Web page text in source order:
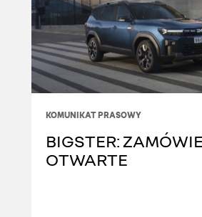
KOMUNIKAT PRASOWY
BIGSTER:
OTWARTE